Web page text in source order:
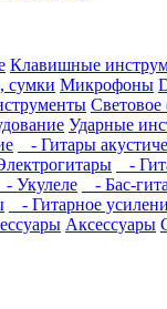
Клавишные
сумки Микрофоны
Световое
Ударные
- Гитары
-
- Укулеле - Бас-
- Гитарное
Аксессуары